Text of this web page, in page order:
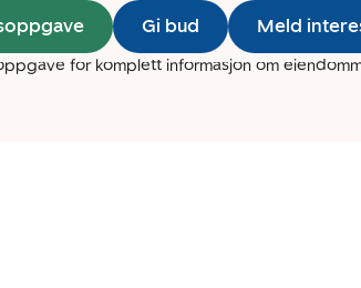
Gi bud Meld
for komplett informasjon om